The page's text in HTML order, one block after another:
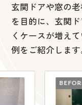
玄関ドアや窓の
を目的に、 玄関
くケースが増え
例をご紹介します